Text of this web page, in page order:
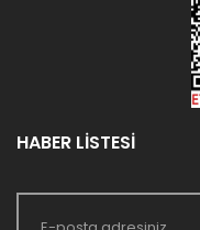
HABER LİSTESİ